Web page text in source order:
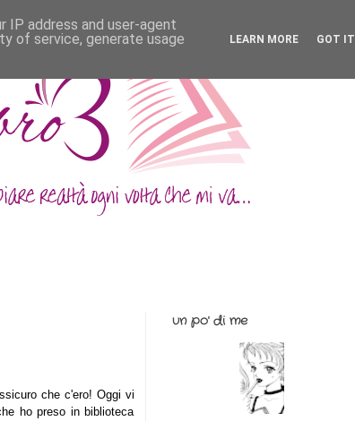
che c'ero! Oggi vi
ho preso in biblioteca
un po' di me
IP address and user-agent
of service, generate usage
LEARN MORE GOT IT